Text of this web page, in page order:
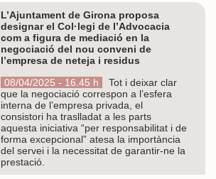
L’Ajuntament de Girona proposa
designar el Col·legi de l’Advocacia
com a figura de mediació en la
negociació del nou conveni de
l’empresa de neteja i residus
08/04/2025 - 16.45 h
Tot i deixar clar
que la negociació correspon a l’esfera
interna de l’empresa privada, el
consistori ha traslladat a les parts
aquesta iniciativa “per responsabilitat i de
forma excepcional” atesa la importància
del servei i la necessitat de garantir-ne la
prestació.